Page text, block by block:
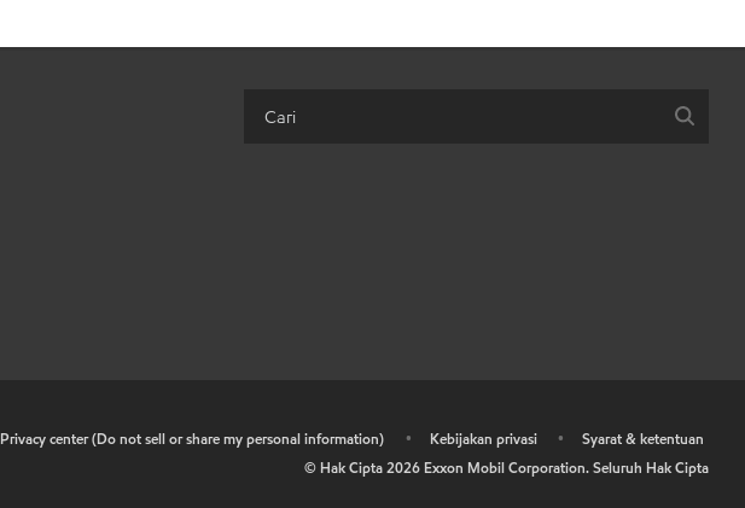
Privacy center (Do not sell or share my personal information) • Kebijakan privasi •
Syarat & ketentuan
© Hak Cipta2026 Exxon Mobil Corporation. Seluruh Hak Cipta